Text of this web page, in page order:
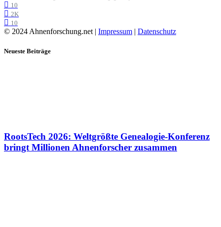
10
2K
10
© 2024 Ahnenforschung.net | Impressum | Datenschutz
Neueste Beiträge
RootsTech 2026: Weltgrößte Genealogie-Konferenz
bringt Millionen Ahnenforscher zusammen